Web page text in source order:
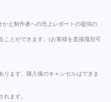
え制作者への売上レポートの提供の
ことができます。(お客様を直接識別可
ります。購入後のキャンセルはできま
れます。